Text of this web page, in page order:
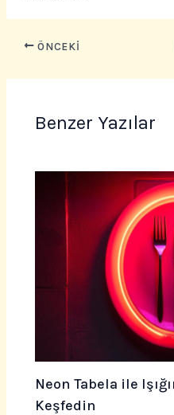
ÖNCEKI
Benzer Yazılar
Neon Tabela ile
Keşfedin